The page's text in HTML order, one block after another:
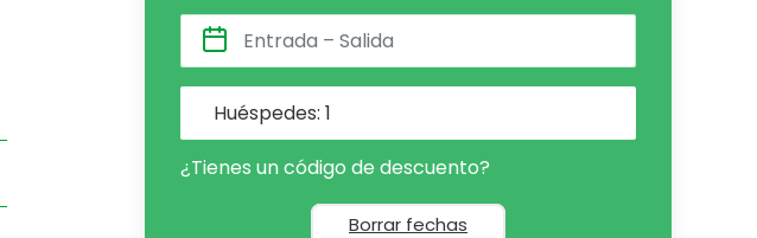
Huéspedes: 1
¿Tienes un código de descuento?
Borrar fechas